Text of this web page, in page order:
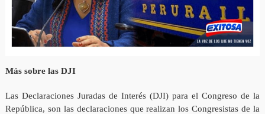
Más sobre las DJI
Las Declaraciones Juradas de Interés (DJI) para el Congreso de la
República, son las declaraciones que realizan los Congresistas de la